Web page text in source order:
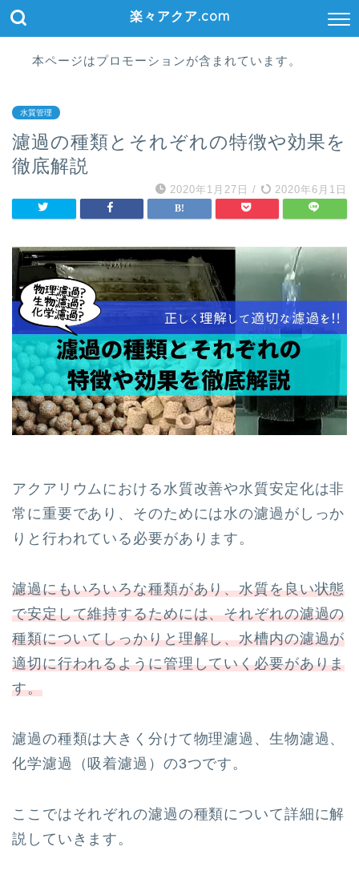
楽々アクア.com
本ページはプロモーションが含まれています。
水質管理
濾過の種類とそれぞれの特徴や効果を
徹底解説
2020年1月27日 / 2020年6月1日
アクアリウムにおける水質改善や水質安定化は非
常に重要であり、そのためには水の濾過がしっか
りと行われている必要があります。
濾過にもいろいろな種類があり、水質を良い状態
で安定して維持するためには、それぞれの濾過の
種類についてしっかりと理解し、水槽内の濾過が
適切に行われるように管理していく必要がありま
す。
濾過の種類は大きく分けて物理濾過、生物濾過、
化学濾過（吸着濾過）の3つです。
ここではそれぞれの濾過の種類について詳細に解
説していきます。